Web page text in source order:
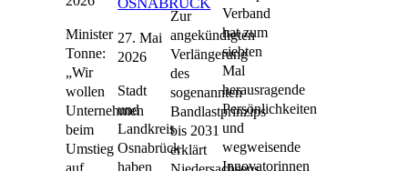
Minister
Tonne:
„Wir
wollen
Unternehmen
beim
Umstieg
OSNABRÜCK
27. Mai
2026
Stadt
und
Landkreis
Osnabrück
haben
Zur
angekündigten
Verlängerung
des
sogenannten
Bandlastprinzips
bis 2031
erklärt
Verband
hat zum
siebten
Mal
herausragende
Persönlichkeiten
und
wegweisende
Innovatorinnen